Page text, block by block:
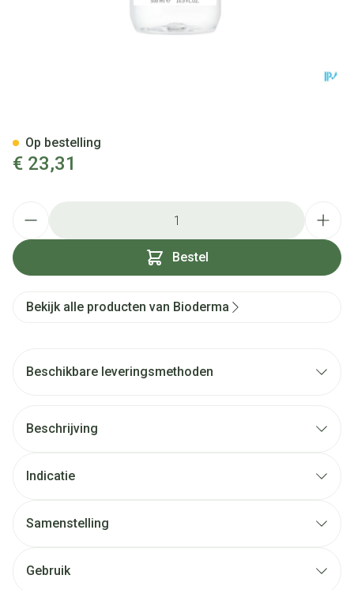
€ 23,31
Bestel
Op bestelling
Bekijk alle producten van Bioderma
Beschikbare leveringsmethoden
Beschrijving
Indicatie
Samenstelling
Gebruik